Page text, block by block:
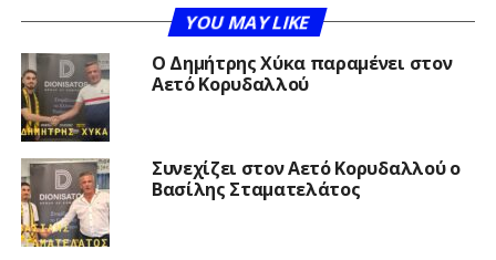
YOU MAY LIKE
O Δημήτρης Χύκα παραμένει στον
Αετό Κορυδαλλού
Συνεχίζει στον Αετό Κορυδαλλού ο
Βασίλης Σταματελάτος